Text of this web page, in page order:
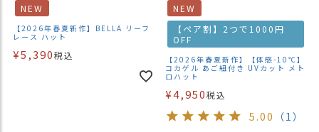
NEW
【2026年春夏新作】BELLA リーフ
レース ハット
¥5,390税込
NEW
【ペア割】2つで1000円
OFF
【2026年春夏新作】【体感-10℃】
コカゲル あご紐付き UVカット メト
ロハット
¥4,950税込
5.00 （1）